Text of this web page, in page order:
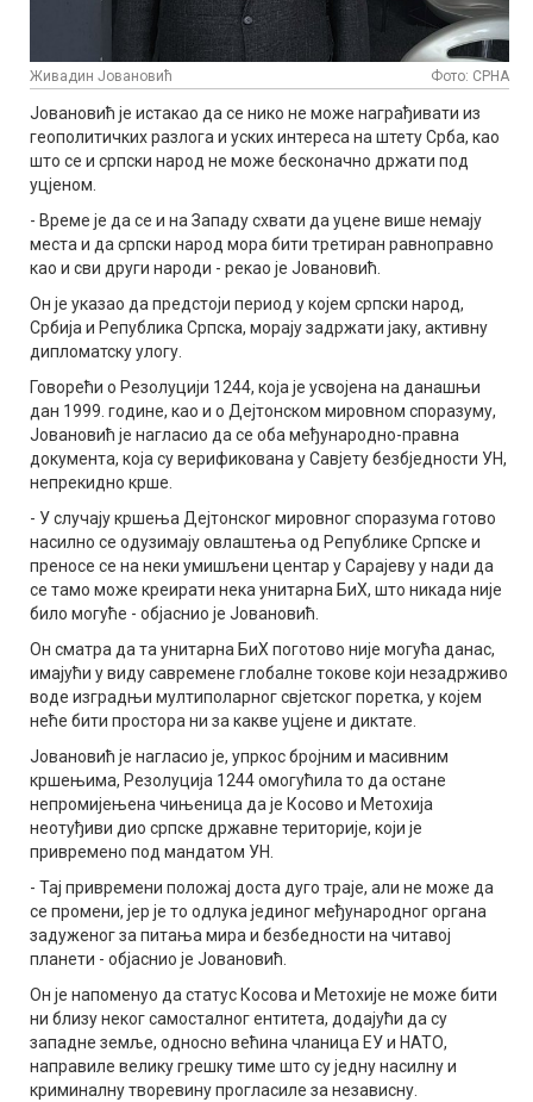
Живадин Јовановић Фото: СРНА
Јовановић је истакао да се нико не може награђивати из
геополитичких разлога и уских интереса на штету Срба, као
што се и српски народ не може бесконачно држати под
уцјеном.
- Време је да се и на Западу схвати да уцене више немају
места и да српски народ мора бити третиран равноправно
као и сви други народи - рекао је Јовановић.
Он је указао да предстоји период у којем српски народ,
Србија и Република Српска, морају задржати јаку, активну
дипломатску улогу.
Говорећи о Резолуцији 1244, која је усвојена на данашњи
дан 1999. године, као и о Дејтонском мировном споразуму,
Јовановић је нагласио да се оба међународно-правна
документа, која су верификована у Савјету безбједности УН,
непрекидно крше.
- У случају кршења Дејтонског мировног споразума готово
насилно се одузимају овлаштења од Републике Српске и
преносе се на неки умишљени центар у Сарајеву у нади да
се тамо може креирати нека унитарна БиХ, што никада није
било могуће - објаснио је Јовановић.
Он сматра да та унитарна БиХ поготово није могућа данас,
имајући у виду савремене глобалне токове који незадрживо
воде изградњи мултиполарног свјетског поретка, у којем
неће бити простора ни за какве уцјене и диктате.
Јовановић је нагласио је, упркос бројним и масивним
кршењима, Резолуција 1244 омогућила то да остане
непромијењена чињеница да је Косово и Метохија
неотуђиви дио српске државне територије, који је
привремено под мандатом УН.
- Тај привремени положај доста дуго траје, али не може да
се промени, јер је то одлука јединог међународног органа
задуженог за питања мира и безбедности на читавој
планети - објаснио је Јовановић.
Он је напоменуо да статус Косова и Метохије не може бити
ни близу неког самосталног ентитета, додајући да су
западне земље, односно већина чланица ЕУ и НАТО,
направиле велику грешку тиме што су једну насилну и
криминалну творевину прогласиле за независну.